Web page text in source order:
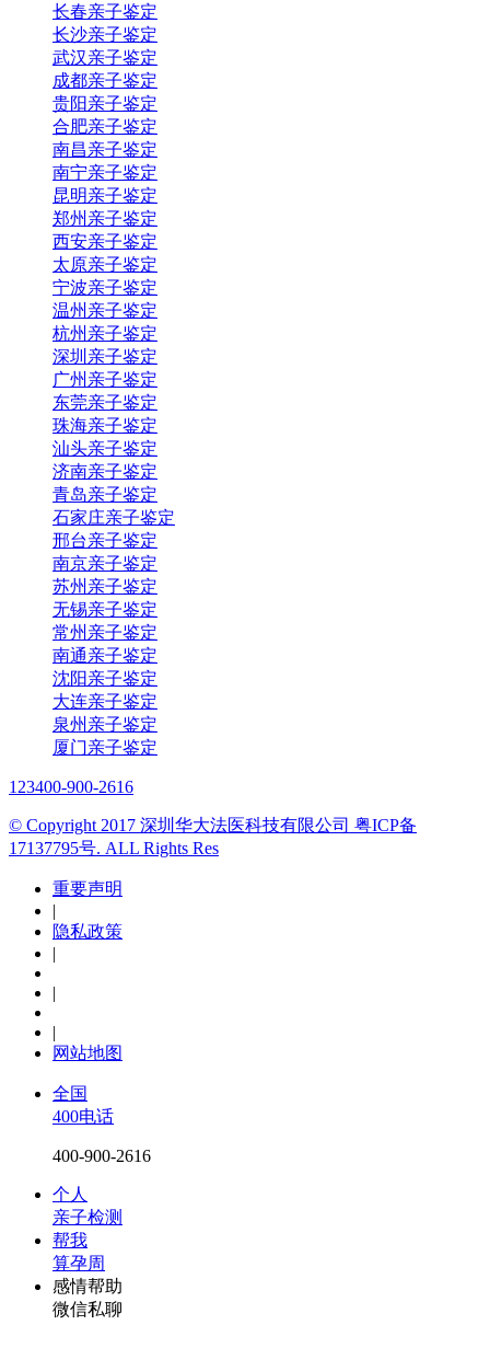
长春亲子鉴定
长沙亲子鉴定
武汉亲子鉴定
成都亲子鉴定
贵阳亲子鉴定
合肥亲子鉴定
南昌亲子鉴定
南宁亲子鉴定
昆明亲子鉴定
郑州亲子鉴定
西安亲子鉴定
太原亲子鉴定
宁波亲子鉴定
温州亲子鉴定
杭州亲子鉴定
深圳亲子鉴定
广州亲子鉴定
东莞亲子鉴定
珠海亲子鉴定
汕头亲子鉴定
济南亲子鉴定
青岛亲子鉴定
石家庄亲子鉴定
邢台亲子鉴定
南京亲子鉴定
苏州亲子鉴定
无锡亲子鉴定
常州亲子鉴定
南通亲子鉴定
沈阳亲子鉴定
大连亲子鉴定
泉州亲子鉴定
厦门亲子鉴定
123400-900-2616
© Copyright 2017 深圳华大法医科技有限公司 粤ICP备
17137795号. ALL Rights Res
重要声明
|
隐私政策
|
|
|
网站地图
全国
400电话
400-900-2616
个人
亲子检测
帮我
算孕周
感情帮助
微信私聊